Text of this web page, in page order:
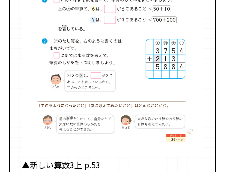
▲新しい算数3上 p.53